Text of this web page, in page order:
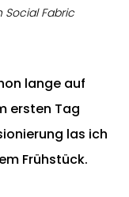
Social Fabric
lange auf
ersten Tag
las ich
Frühstück.